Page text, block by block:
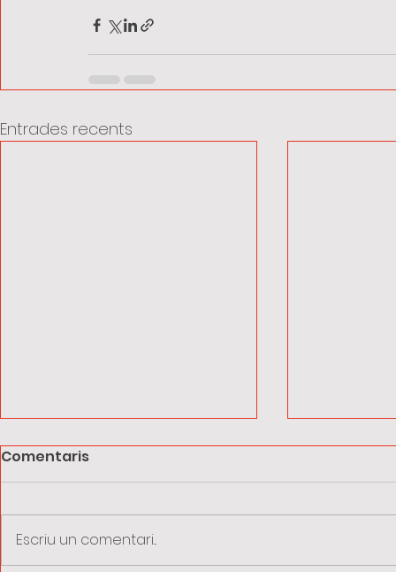
Entrades recents
Comentaris
Escriu un comentari...